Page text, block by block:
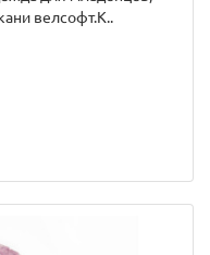
велсофт.К..